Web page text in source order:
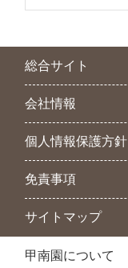
総合サイト
会社情報
個人情報保護方針
免責事項
サイトマップ
甲南園について